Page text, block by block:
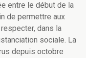
entre le début de la
de permettre aux
dans la
sociale. La
depuis octobre